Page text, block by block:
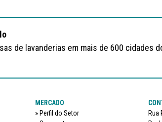
de lavanderias em mais de 600 cidades
MERCADO
Perfil do Setor
Rua